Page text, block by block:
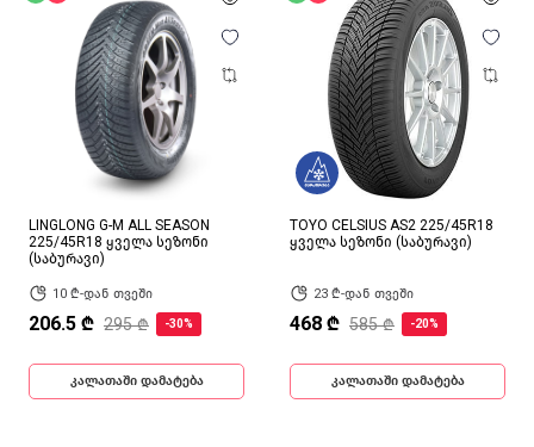
LINGLONG G-M ALL SEASON
225/45R18 ყველა სეზონი
(საბურავი)
10 ₾-დან თვეში
206.5 ₾ 295 ₾ -30%
კალათაში დამატება
TOYO CELSIUS AS2 225/45R18
ყველა სეზონი (საბურავი)
23 ₾-დან თვეში
468 ₾ 585 ₾ -20%
კალათაში დამატება